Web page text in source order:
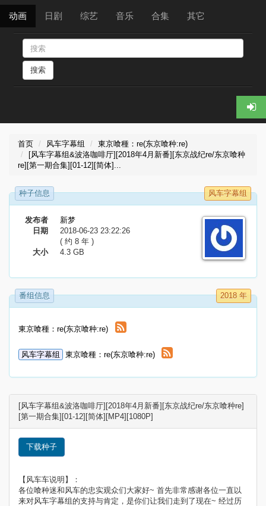
动画 日剧 综艺 音乐 合集 其它
搜索
首页 风车字幕组
東京喰種：re(东京喰种:re)
[风车字幕组&波洛咖啡厅][2018年4月新番][东京战纪re/东京喰种
re][第一期合集][01-12][简体]...
种子信息 风车字幕组
发布者
新梦
日期
2018-06-23 23:22:26
( 约 8 年 )
大小
4.3 GB
番组信息 2018 年
東京喰種：re(东京喰种:re)
风车字幕组 東京喰種：re(东京喰种:re)
[风车字幕组&波洛咖啡厅][2018年4月新番][东京战纪re/东京喰种re]
[第一期合集][01-12][简体][MP4][1080P]
下载种子
【风车车说明】：
各位喰种迷和风车的忠实观众们大家好~ 首先非常感谢各位一直以
来对风车字幕组的支持与肯定，是你们让我们走到了现在~ 经过历